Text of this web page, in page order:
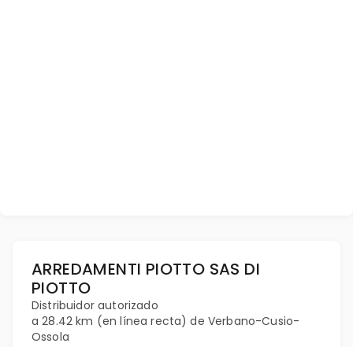
ARREDAMENTI PIOTTO SAS DI
PIOTTO
Distribuidor autorizado
a 28.42 km (en línea recta) de Verbano-Cusio-
Ossola